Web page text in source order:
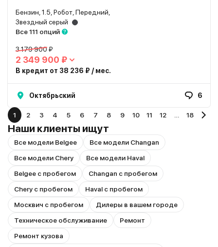
Бензин, 1.5, Робот, Передний,
Звездный серый
Все 111 опций
3 179 900 ₽
2 349 900 ₽
В кредит от 38 236 ₽ / мес.
Октябрьский 6
1 2 3 4 5 6 7 8 9 10 11 12 18
Наши клиенты ищут
Все модели Belgee
Все модели Changan
Все модели Chery
Все модели Haval
Belgee с пробегом
Changan с пробегом
Chery с пробегом
Haval с пробегом
Москвич с пробегом
Дилеры в вашем городе
Техническое обслуживание
Ремонт
Ремонт кузова